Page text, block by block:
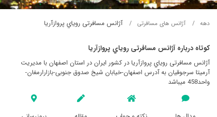
دهه آژانس های مسافرتی آژانس مسافرتی روياي پروازآريا
کوتاه درباره آژانس مسافرتی روياي پروازآريا
آژانس مسافرتی روياي پروازآريا در کشور ایران در استان اصفهان با مدیریت
آرميتا سرجوقیان به آدرس اصفهان-خیابان شیخ صدوق جنوبی-بازارارمغان-
واحد458 میباشد